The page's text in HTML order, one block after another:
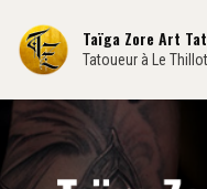
contenu
principal
Taïga Zore Art
Tatoueur à Le Thillot